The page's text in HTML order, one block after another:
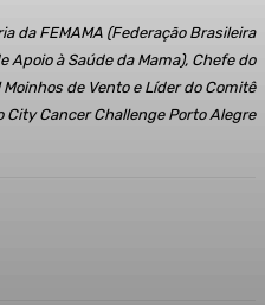
da FEMAMA (Federação Brasileira
à Saúde da Mama), Chefe do
de Vento e Líder do Comitê
City Cancer Challenge Porto Alegre